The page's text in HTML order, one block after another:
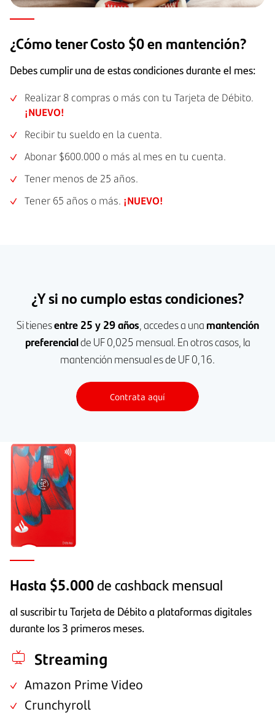
¿Cómo tener Costo $0 en mantención?
Debes cumplir una de estas condiciones durante el mes:
Realizar 8 compras o más con tu Tarjeta de Débito.
¡NUEVO!
Recibir tu sueldo en la cuenta.
Abonar $600.000 o más al mes en tu cuenta.
Tener menos de 25 años.
Tener 65 años o más. ¡NUEVO!
¿Y si no cumplo estas condiciones?
Si tienesentre 25 y 29 años, accedes a una mantención
preferencialde UF 0,025 mensual. En otros casos, la
mantención mensual es de UF 0,16.
Contrata aquí
Hasta $5.000de cashback mensual
al suscribir tu Tarjeta de Débito a plataformas digitales
durante los 3 primeros meses.
Streaming
Amazon Prime Video
Crunchyroll